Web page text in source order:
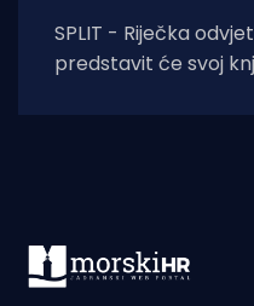
SPLIT - Riječka
predstavit će svoj